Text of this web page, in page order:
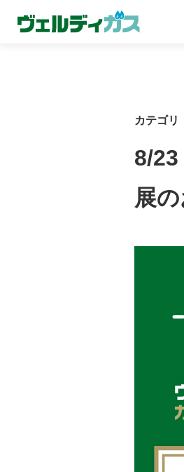
カテゴリ
8/
展